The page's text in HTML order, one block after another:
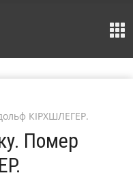
КІРХШЛЕГЕР.
Помер